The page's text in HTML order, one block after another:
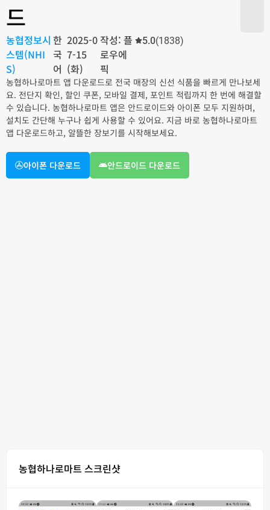
드
농협정보시
스템(NHI
S)
한
국
어
2025-0
7-15
(화)
작성: 플
로우에
픽
5.0(1838)
농협하나로마트 앱 다운로드로 전국 매장의 신선 식품을 빠르게 만나보세
요. 전단지 확인, 할인 쿠폰, 모바일 결제, 포인트 적립까지 한 번에 해결할
수 있습니다. 농협하나로마트 앱은 안드로이드와 아이폰 모두 지원하며,
설치도 간단해 누구나 쉽게 사용할 수 있어요. 지금 바로 농협하나로마트
앱 다운로드하고, 알뜰한 장보기를 시작해보세요.
아이폰 다운로드 안드로이드 다운로드
농협하나로마트 스크린샷